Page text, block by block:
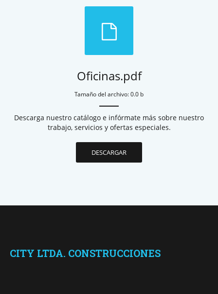
Oficinas.pdf
Tamaño del archivo: 0.0 b
Descarga nuestro catálogo e infórmate más sobre nuestro
trabajo, servicios y ofertas especiales.
DESCARGAR
CITY LTDA. CONSTRUCCIONES